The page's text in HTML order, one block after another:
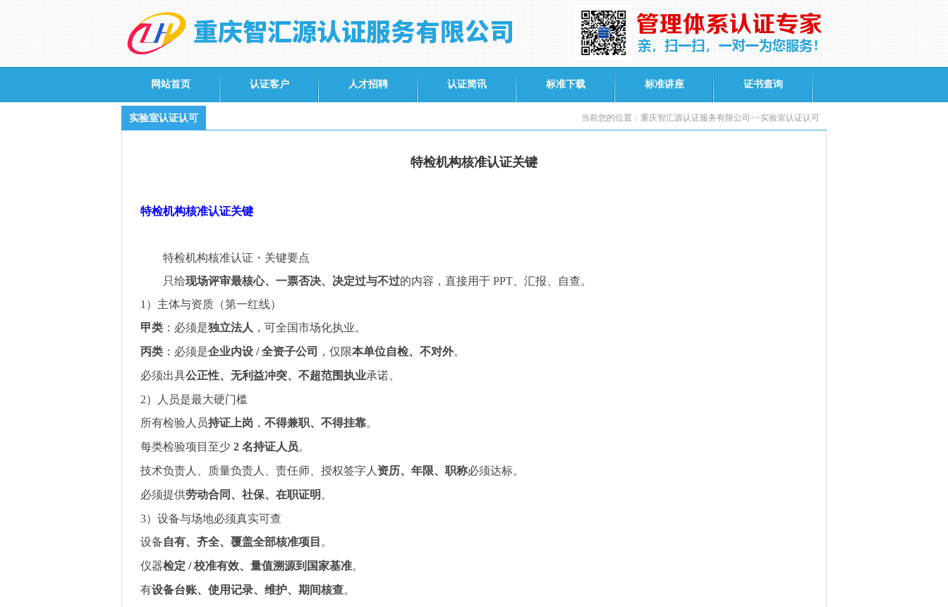
网站首页 认证客户 人才招聘 认证简讯 标准下载 标准讲座 证书查询
实验室认证认可 当前您的位置：重庆智汇源认证服务有限公司>>实验室认证认可
特检机构核准认证关键
特检机构核准认证关键
特检机构核准认证 ・ 关键要点
只给现场评审最核心、一票否决、决定过与不过的内容，直接用于 PPT 、汇报、自查。
1 ）主体与资质（第一红线）
甲类 ：必须是独立法人 ，可全国市场化执业。
丙类 ：必须是企业内设 /全资子公司 ，仅限本单位自检、不对外。
必须出具公正性、无利益冲突、不超范围执业承诺。
2）人员是最大硬门槛
所有检验人员持证上岗 ， 不得兼职、不得挂靠。
每类检验项目至少 2 名持证人员。
技术负责人、质量负责人、责任师、授权签字人 资历、年限、职称必须达标。
必须提供劳动合同、社保、在职证明 。
3）设备与场地必须真实可查
设备自有、齐全、覆盖全部核准项目 。
仪器检定 /校准有效、量值溯源到国家基准。
有设备台账、使用记录、维护、期间核查。